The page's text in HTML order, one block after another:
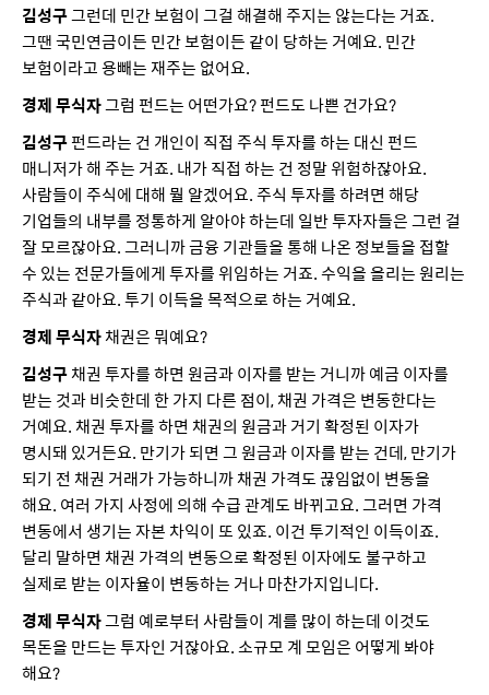
김성구그런데 민간 보험이 그걸 해결해 주지는 않는다는 거죠.
그땐 국민연금이든 민간 보험이든 같이 당하는 거예요. 민간
보험이라고 용빼는 재주는 없어요.
경제 무식자그럼 펀드는 어떤가요? 펀드도 나쁜 건가요?
김성구펀드라는 건 개인이 직접 주식 투자를 하는 대신 펀드
매니저가 해 주는 거죠. 내가 직접 하는 건 정말 위험하잖아요.
사람들이 주식에 대해 뭘 알겠어요. 주식 투자를 하려면 해당
기업들의 내부를 정통하게 알아야 하는데 일반 투자자들은 그런 걸
잘 모르잖아요. 그러니까 금융 기관들을 통해 나온 정보들을 접할
수 있는 전문가들에게 투자를 위임하는 거죠. 수익을 올리는 원리는
주식과 같아요. 투기 이득을 목적으로 하는 거예요.
경제 무식자채권은 뭐예요?
김성구채권 투자를 하면 원금과 이자를 받는 거니까 예금 이자를
받는 것과 비슷한데 한 가지 다른 점이, 채권 가격은 변동한다는
거예요. 채권 투자를 하면 채권의 원금과 거기 확정된 이자가
명시돼 있거든요. 만기가 되면 그 원금과 이자를 받는 건데, 만기가
되기 전 채권 거래가 가능하니까 채권 가격도 끊임없이 변동을
해요. 여러 가지 사정에 의해 수급 관계도 바뀌고요. 그러면 가격
변동에서 생기는 자본 차익이 또 있죠. 이건 투기적인 이득이죠.
달리 말하면 채권 가격의 변동으로 확정된 이자에도 불구하고
실제로 받는 이자율이 변동하는 거나 마찬가지입니다.
경제 무식자그럼 예로부터 사람들이 계를 많이 하는데 이것도
목돈을 만드는 투자인 거잖아요. 소규모 계 모임은 어떻게 봐야
해요?